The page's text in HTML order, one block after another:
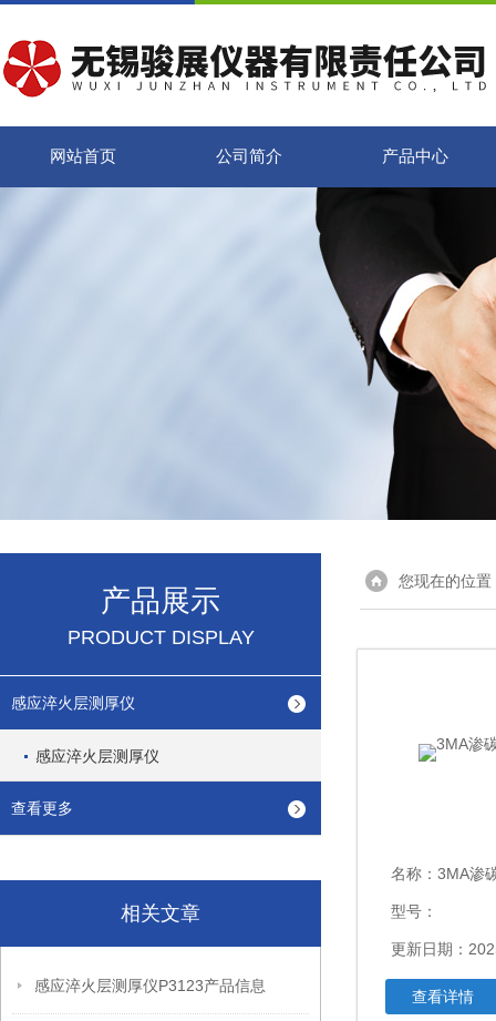
网站首页 公司简介 产品中心
产品展示
PRODUCT DISPLAY
感应淬火层测厚仪
感应淬火层测厚仪
查看更多
相关文章
感应淬火层测厚仪P3123产品信息
您现在的位置
名称： 3MA渗
型号：
更新日期：
查看详情